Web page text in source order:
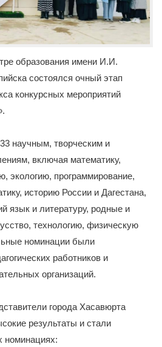
образования имени И.И.
состоялся очный этап
конкурсных мероприятий
научным, творческим и
включая математику,
экологию, программирование,
историю России и Дагестана,
язык и литературу, родные и
технологию, физическую
номинации были
работников и
организаций.
города Хасавюрта
результаты и стали
номинациях: